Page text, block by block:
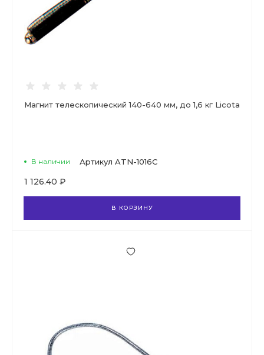
Магнит телескопический 140-640 мм, до 1,6 кг Licota
В наличии Артикул ATN-1016C
1 126.40 ₽
В КОРЗИНУ